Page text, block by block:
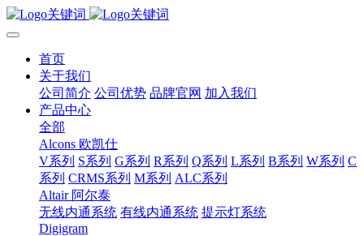
首页
关于我们
公司简介 公司优势 品牌官网 加入我们
产品中心
全部
Alcons 欧凯仕
V系列 S系列 G系列 R系列 Q系列 L系列 B系列 W系列 C
系列 CRMS系列 M系列 ALC系列
Altair 阿尔泰
无线内通系统 有线内通系统 提示灯系统
Digigram